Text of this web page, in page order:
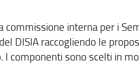
interna per i
DISIA raccogliendo le
componenti sono scelti in